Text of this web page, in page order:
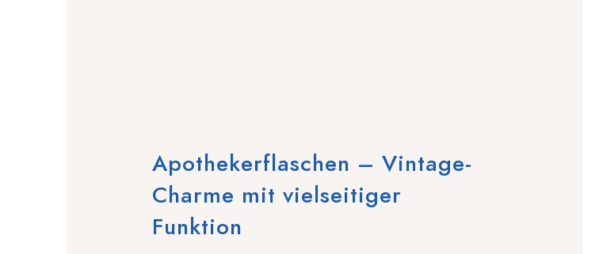
Apothekerflaschen – Vintage-
Charme mit vielseitiger
Funktion